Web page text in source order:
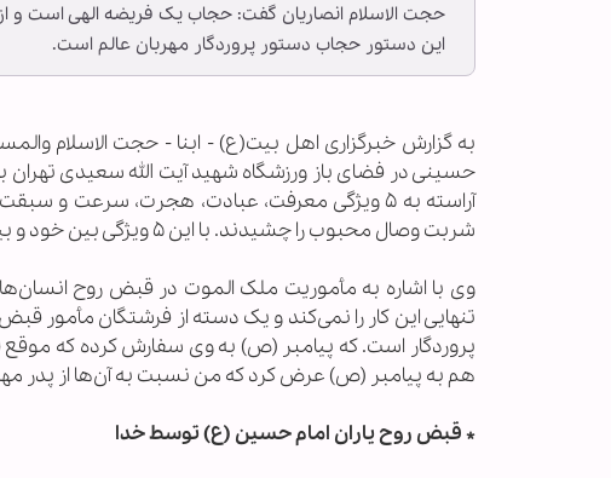
حجت الاسلام انصاریان گفت: حجاب یک فریضه الهی است و
این دستور حجاب دستور پروردگار مهربان عالم است.
حسینی در فضای باز ورزشگاه شهید آیت الله سعیدی تهران
شربت وصال محبوب را چشیدند. با این ۵ ویژگی بین خود و بین جمال ازل و ابد حجاب و فاصله‌ای نگذاشتند.
وی با اشاره به مأموریت ملک الموت در قبض روح
تنهایی این کار را نمی‌کند و یک دسته از فرشتگان
پروردگار است. که پیامبر (ص) به وی سفارش کرده که
هم به پیامبر (ص) عرض کرد که من نسبت به آن‌ها از پدر
* قبض روح یاران امام حسین (ع) توسط خدا